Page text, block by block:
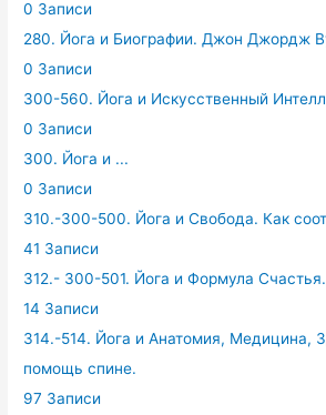
0 Записи
280. Йога и Биографии. Джон Джордж
0 Записи
300-560. Йога и Искусственный
0 Записи
300. Йога и ...
0 Записи
310.-300-500. Йога и Свобода. Как
41 Записи
312.- 300-501. Йога и Формула
14 Записи
314.-514. Йога и Анатомия, Медицина,
помощь спине.
97 Записи